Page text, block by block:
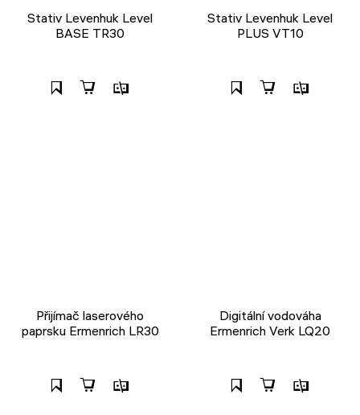
Stativ Levenhuk Level
BASE TR30
Stativ Levenhuk Level
PLUS VT10
Přijímač laserového
paprsku Ermenrich LR30
Digitální vodováha
Ermenrich Verk LQ20